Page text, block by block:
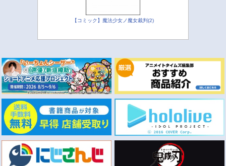
【コミック】魔法少女ノ魔女裁判(2)